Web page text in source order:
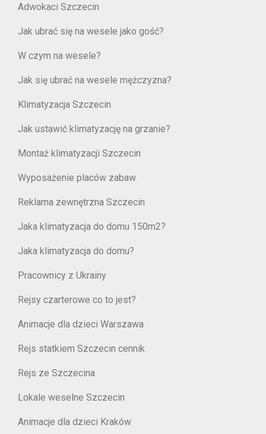
Adwokaci Szczecin
Jak ubrać się na wesele jako gość?
W czym na wesele?
Jak się ubrać na wesele mężczyzna?
Klimatyzacja Szczecin
Jak ustawić klimatyzację na grzanie?
Montaż klimatyzacji Szczecin
Wyposażenie placów zabaw
Reklama zewnętrzna Szczecin
Jaka klimatyzacja do domu 150m2?
Jaka klimatyzacja do domu?
Pracownicy z Ukrainy
Rejsy czarterowe co to jest?
Animacje dla dzieci Warszawa
Rejs statkiem Szczecin cennik
Rejs ze Szczecina
Lokale weselne Szczecin
Animacje dla dzieci Kraków